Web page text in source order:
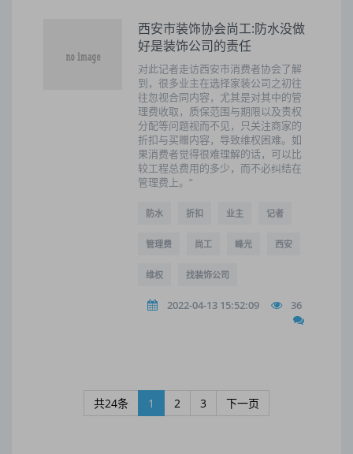
西安市装饰协会尚工:防水没做
好是装饰公司的责任
对此记者走访西安市消费者协会了解
到，很多业主在选择家装公司之初往
往忽视合同内容，尤其是对其中的管
理费收取，质保范围与期限以及责权
分配等问题视而不见，只关注商家的
折扣与买赠内容，导致维权困难。如
果消费者觉得很难理解的话，可以比
较工程总费用的多少，而不必纠结在
管理费上。”
防水 折扣 业主 记者
管理费 尚工 峰光 西安
维权 找装饰公司
2022-04-13 15:52:09 36
共24条 1 2 3 下一页